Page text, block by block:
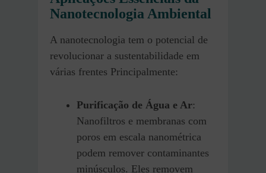
Nanotecnologia Ambiental
A nanotecnologia tem o potencial de
revolucionar a sustentabilidade em
várias frentes Principalmente:
Purificação de Água e Ar:
Nanofiltros e membranas com
poros em escala nanométrica
podem remover contaminantes
minúsculos. Eles removem